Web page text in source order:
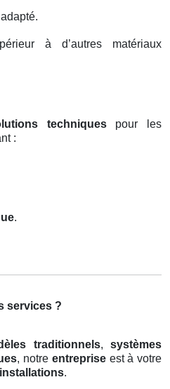
à d’autres matériaux
techniquespour les
:
.
services ?
traditionnels, systèmes
, notre entrepriseest à votre
installations.